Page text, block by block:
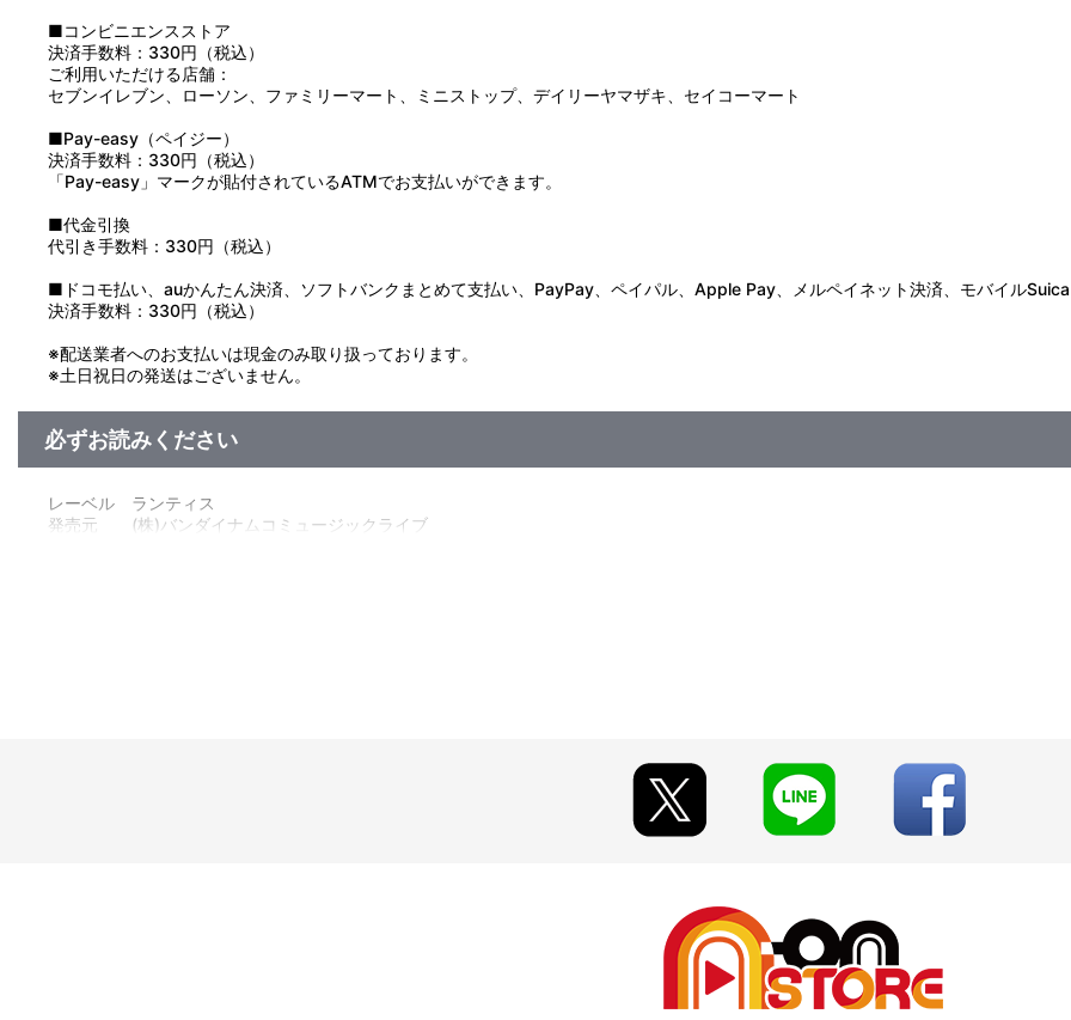
■コンビニエンスストア
決済手数料：330円（税込）
ご利用いただける店舗：
セブンイレブン、ローソン、ファミリーマート、ミニストップ、デイリーヤマザキ、セイコーマート
■Pay-easy（ペイジー）
決済手数料：330円（税込）
「Pay-easy」マークが貼付されているATMでお支払いができます。
■代金引換
代引き手数料：330円（税込）
■ドコモ払い、auかんたん決済、ソフトバンクまとめて支払い、PayPay、ペイパル、Apple Pay、メルペイネット決済、モバイルSuica
決済手数料：330円（税込）
※配送業者へのお支払いは現金のみ取り扱っております。
※土日祝日の発送はございません。
必ずお読みください
レーベル ランティス
発売元 (株)バンダイナムコミュージックライブ